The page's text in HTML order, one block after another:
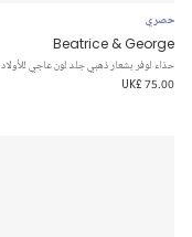
حصري
Beatrice & George
حذاء لوفر بشعار ذهبي جلد لون عاجي للأولاد
UK£ 75.00